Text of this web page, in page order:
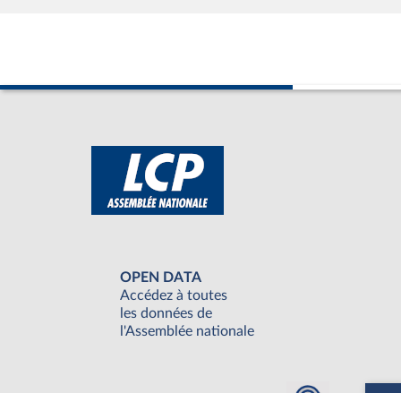
OPEN DATA
Accédez à toutes
les données de
l'Assemblée nationale